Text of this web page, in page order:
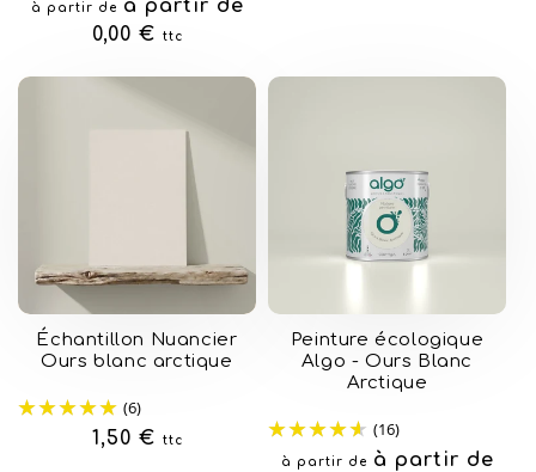
Prix
habituel
à partir de
à partir de
0,00 €
ttc
Échantillon Nuancier
Ours blanc arctique
(6)
Prix
1,50 € ttc
Peinture écologique
Algo - Ours Blanc
Arctique
(16)
Prix
à partir de
à partir de